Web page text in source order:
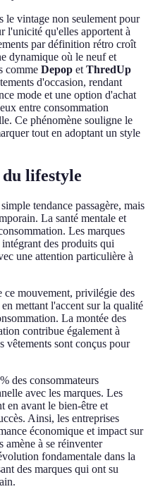
le vintage non seulement pour
l'unicité qu'elles apportent à
par définition rétro croît
dynamique où le neuf et
comme Depop et ThredUp
d'occasion, rendant
mode et une option d'achat
entre consommation
Ce phénomène souligne le
tout en adoptant un style
lifestyle
tendance passagère, mais
La santé mentale et
Les marques
des produits qui
une attention particulière à
ce mouvement, privilégie des
mettant l'accent sur la qualité
La montée des
contribue également à
vêtements sont conçus pour
des consommateurs
avec les marques. Les
en avant le bien-être et
Ainsi, les entreprises
économique et impact sur
amène à se réinventer
fondamentale dans la
des marques qui ont su